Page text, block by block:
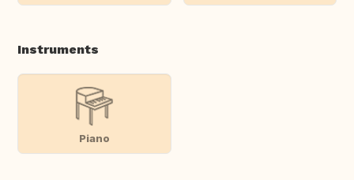
Instruments
Piano